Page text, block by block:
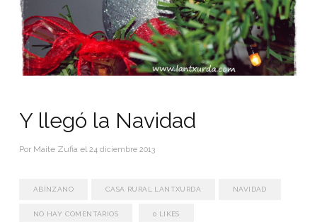
Y llegó la Navidad
Por Maite Zufia el24 diciembre 2013
ABÍNZANO CASA RURAL LANTXURDA NAVIDAD
NO HAY COMENTARIOS 0 LIKES